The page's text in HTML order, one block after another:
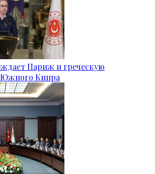
Париж и греческую
Кипра